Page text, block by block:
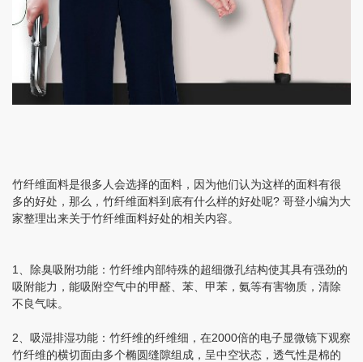
竹纤维面料是很多人会选择的面料，因为他们认为这样的面料有很
多的好处，那么，竹纤维面料到底有什么样的好处呢? 哥登小编为大
家整理出来关于竹纤维面料好处的相关内容。
1、除臭吸附功能：竹纤维内部特殊的超细微孔结构使其具有强劲的
吸附能力，能吸附空气中的甲醛、苯、甲苯，氨等有害物质，清除
不良气味。
2、吸湿排湿功能：竹纤维的纤维细，在2000倍的电子显微镜下观察
竹纤维的横切面由多个椭圆缝隙组成，呈中空状态，透气性是棉的